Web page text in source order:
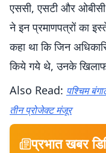
एससी, एसटी और
ने इन प्रमाणपत्रों का
कहा था कि जिन
किये गये थे, उनके खिलाफ
Also Read: पश्चिम
तीन प्रोजेक्ट मंजूर
प्रभात खबर